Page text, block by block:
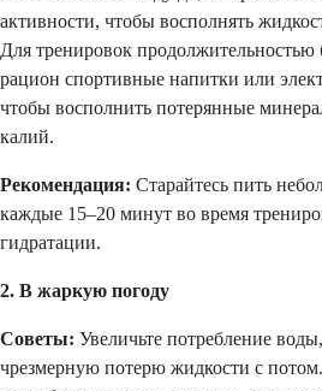
активности, чтобы восполнять
Для тренировок продолжительностью
рацион спортивные напитки или
чтобы восполнить потерянные
калий.
Рекомендация: Старайтесь пить
каждые 15–20 минут во время
гидратации.
2. В жаркую погоду
Советы: Увеличьте потребление
чрезмерную потерю жидкости с